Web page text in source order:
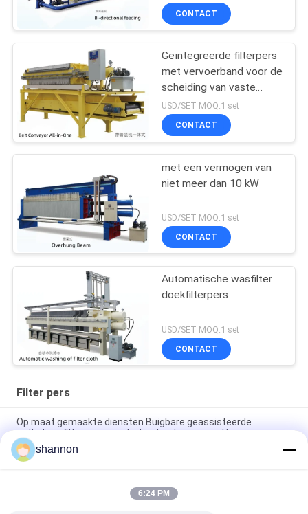
CONTACT
Geïntegreerde filterpers
met vervoerband voor de
scheiding van vaste
stoffen en vloeistoffen
van verschillende
ophangingen
USD/SET MOQ:1 set
CONTACT
met een vermogen van
niet meer dan 10 kW
USD/SET MOQ:1 set
CONTACT
Automatische wasfilter
doekfilterpers
USD/SET MOQ:1 set
CONTACT
Filter pers
Op maat gemaakte diensten Buigbare geassisteerde
ontladingsfilterpers voor het ontwateren van slib
Automatische Flipboard Filter Press Sludge Press Machine
Makkelijk te installeren
Diafragmapers Filterpers Filterplaat Filterpers Stof
shannon
6:24 PM